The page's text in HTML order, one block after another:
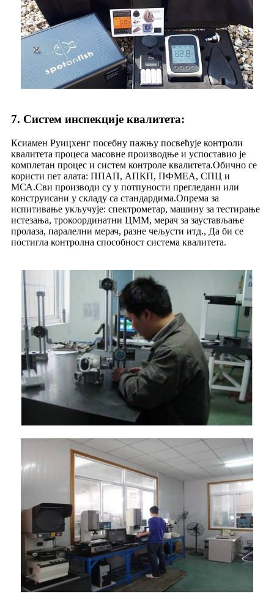
7. Систем инспекције квалитета:
Ксиамен Руицхенг посебну пажњу посвећује контроли
квалитета процеса масовне производње и успоставио је
комплетан процес и систем контроле квалитета.Обично се
користи пет алата: ППАП, АПКП, ПФМЕА, СПЦ и
МСА.Сви производи су у потпуности прегледани или
конструисани у складу са стандардима.Опрема за
испитивање укључује: спектрометар, машину за тестирање
истезања, трокоординатни ЦММ, мерач за заустављање
пролаза, паралелни мерач, разне чељусти итд., Да би се
постигла контролна способност система квалитета.